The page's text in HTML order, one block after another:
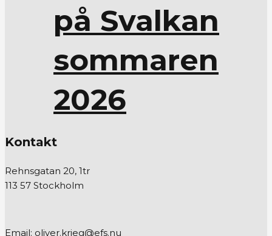
på Svalkan
sommaren
2026
Kontakt
Rehnsgatan 20, 1tr
113 57 Stockholm
Email: oliver.krieg@efs.nu